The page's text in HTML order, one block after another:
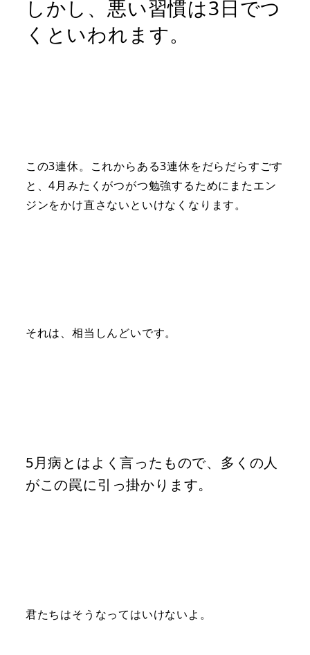
しかし、悪い習慣は3日でつ
くといわれます。
この3連休。これからある3連休をだらだらすごす
と、4月みたくがつがつ勉強するためにまたエン
ジンをかけ直さないといけなくなります。
それは、相当しんどいです。
5月病とはよく言ったもので、多くの人
がこの罠に引っ掛かります。
君たちはそうなってはいけないよ。